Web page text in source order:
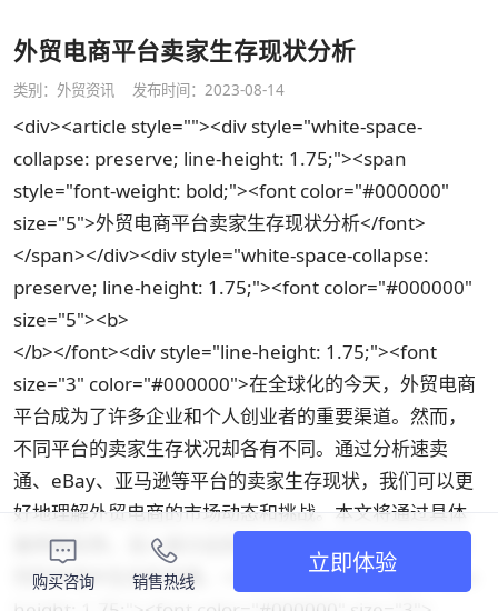
外贸电商平台卖家生存现状分析
类别： 外贸资讯 发布时间：2023-08-14
<div><article style=""><div style="white-space-
collapse: preserve; line-height: 1.75;"><span
style="font-weight: bold;"><font color="#000000"
size="5">外贸电商平台卖家生存现状分析</font>
</span></div><div style="white-space-collapse:
preserve; line-height: 1.75;"><font color="#000000"
size="5"><b>
</b></font><div style="line-height: 1.75;"><font
size="3" color="#000000">在全球化的今天，外贸电商
平台成为了许多企业和个人创业者的重要渠道。然而，
不同平台的卖家生存状况却各有不同。通过分析速卖
通、eBay、亚马逊等平台的卖家生存现状，我们可以更
好地理解外贸电商的市场动态和挑战。本文将通过具体
案例和实例，深入探讨这些平台上的卖家如何在竞争激
烈的市场中生存和发展。</font></div><div style="line-
购买咨询 销售热线
立即体验